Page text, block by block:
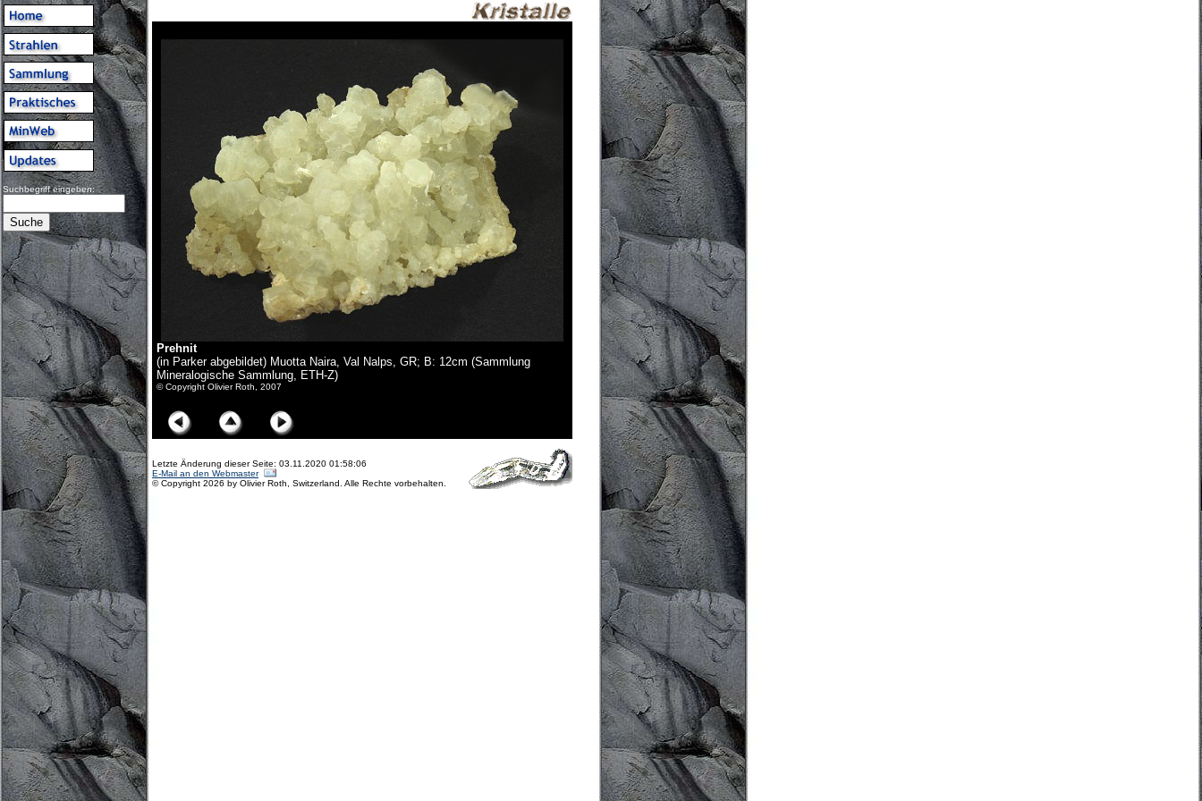
Suchbegriff eingeben:
Prehnit
(in Parker abgebildet) Muotta Naira, Val Nalps, GR; B: 12cm (Sammlung
Mineralogische Sammlung, ETH-Z)
© Copyright Olivier Roth, 2007
Letzte Änderung dieser Seite: 03.11.2020 01:58:06
E-Mail an den Webmaster
© Copyright 2026 by Olivier Roth, Switzerland. Alle Rechte vorbehalten.